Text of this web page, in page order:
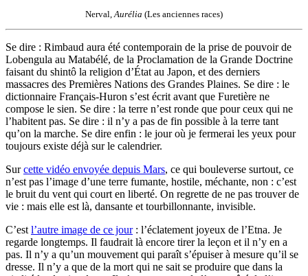
Nerval, Aurélia (Les anciennes races)
Se dire : Rimbaud aura été contemporain de la prise de pouvoir de
Lobengula au Matabélé, de la Proclamation de la Grande Doctrine
faisant du shintô la religion d’État au Japon, et des derniers
massacres des Premières Nations des Grandes Plaines. Se dire : le
dictionnaire Français-Huron s’est écrit avant que Furetière ne
compose le sien. Se dire : la terre n’est ronde que pour ceux qui ne
l’habitent pas. Se dire : il n’y a pas de fin possible à la terre tant
qu’on la marche. Se dire enfin : le jour où je fermerai les yeux pour
toujours existe déjà sur le calendrier.
Surcette vidéo envoyée depuis Mars, ce qui bouleverse surtout, ce
n’est pas l’image d’une terre fumante, hostile, méchante, non : c’est
le bruit du vent qui court en liberté. On regrette de ne pas trouver de
vie : mais elle est là, dansante et tourbillonnante, invisible.
C’est l’autre image de ce jour: l’éclatement joyeux de l’Etna. Je
regarde longtemps. Il faudrait là encore tirer la leçon et il n’y en a
pas. Il n’y a qu’un mouvement qui paraît s’épuiser à mesure qu’il se
dresse. Il n’y a que de la mort qui ne sait se produire que dans la